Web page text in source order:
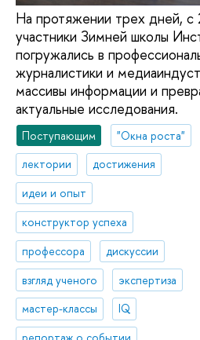
На протяжении трех дней, с
участники Зимней школы
погружались в
журналистики и
массивы информации и
актуальные исследования.
Поступающим
"Окна роста"
лектории
достижения
идеи и опыт
конструктор успеха
профессора
дискуссии
взгляд ученого
экспертиза
мастер-классы
IQ